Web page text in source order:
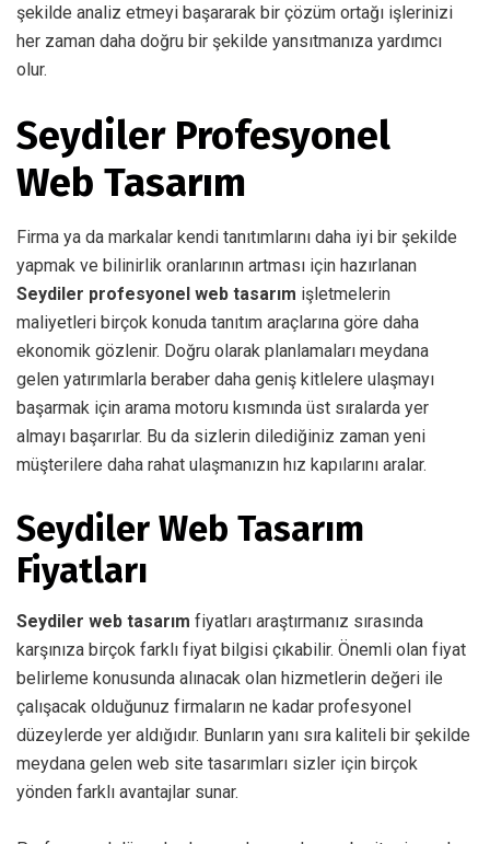
şekilde analiz etmeyi başararak bir çözüm ortağı işlerinizi
her zaman daha doğru bir şekilde yansıtmanıza yardımcı
olur.
Seydiler Profesyonel
Web Tasarım
Firma ya da markalar kendi tanıtımlarını daha iyi bir şekilde
yapmak ve bilinirlik oranlarının artması için hazırlanan
Seydiler profesyonel web tasarım işletmelerin
maliyetleri birçok konuda tanıtım araçlarına göre daha
ekonomik gözlenir. Doğru olarak planlamaları meydana
gelen yatırımlarla beraber daha geniş kitlelere ulaşmayı
başarmak için arama motoru kısmında üst sıralarda yer
almayı başarırlar. Bu da sizlerin dilediğiniz zaman yeni
müşterilere daha rahat ulaşmanızın hız kapılarını aralar.
Seydiler Web Tasarım
Fiyatları
Seydiler web tasarım fiyatları araştırmanız sırasında
karşınıza birçok farklı fiyat bilgisi çıkabilir. Önemli olan fiyat
belirleme konusunda alınacak olan hizmetlerin değeri ile
çalışacak olduğunuz firmaların ne kadar profesyonel
düzeylerde yer aldığıdır. Bunların yanı sıra kaliteli bir şekilde
meydana gelen web site tasarımları sizler için birçok
yönden farklı avantajlar sunar.